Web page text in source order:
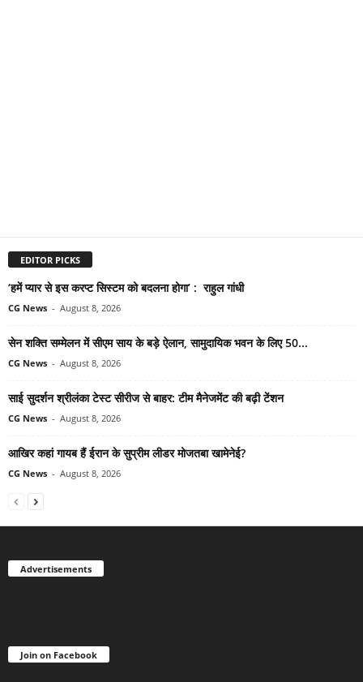
EDITOR PICKS
‘हमें प्यार से इस करप्ट सिस्टम को बदलना होगा’ : राहुल गांधी
CG News - August 8, 2026
सेन शक्ति सम्मेलन में सीएम साय के बड़े ऐलान, सामुदायिक भवन के लिए 50...
CG News - August 8, 2026
साई सुदर्शन श्रीलंका टेस्ट सीरीज से बाहर: टीम मैनेजमेंट की बढ़ी टेंशन
CG News - August 8, 2026
आखिर कहां गायब हैं ईरान के सुप्रीम लीडर मोजतबा खामेनेई?
CG News - August 8, 2026
Advertisements
Join on Facebook